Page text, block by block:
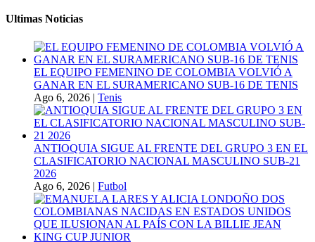
Ultimas Noticias
EL EQUIPO FEMENINO DE COLOMBIA VOLVIÓ A
GANAR EN EL SURAMERICANO SUB-16 DE TENIS
Ago 6, 2026 | Tenis
ANTIOQUIA SIGUE AL FRENTE DEL GRUPO 3 EN EL
CLASIFICATORIO NACIONAL MASCULINO SUB-21
2026
Ago 6, 2026 | Futbol